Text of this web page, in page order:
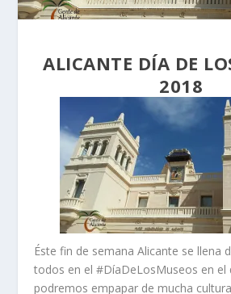
ALICANTE DÍA DE
2018
Éste fin de semana Alicante se llena
todos en el #DíaDeLosMuseos en el
podremos empapar de mucha